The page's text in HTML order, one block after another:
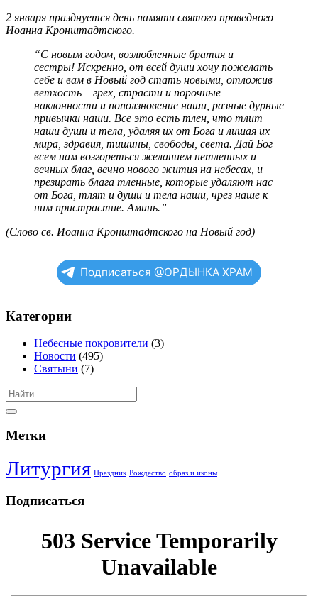
2 января празднуется день памяти святого праведного
Иоанна Кронштадтского.
“С новым годом, возлюбленные братия и
сестры! Искренно, от всей души хочу пожелать
себе и вам в Новый год стать новыми, отложив
ветхость – грех, страсти и порочные
наклонности и поползновение наши, разные дурные
привычки наши. Все это есть тлен, что тлит
наши души и тела, удаляя их от Бога и лишая их
мира, здравия, тишины, свободы, света. Дай Бог
всем нам возгореться желанием нетленных и
вечных благ, вечно нового жития на небесах, и
презирать блага тленные, которые удаляют нас
от Бога, тлят и души и тела наши, чрез наше к
ним пристрастие. Аминь.”
(Слово св. Иоанна Кронштадтского на Новый год)
Подписаться @ОРДЫНКА ХРАМ
Категории
Небесные покровители (3)
Новости (495)
Святыни (7)
Метки
Литургия Праздник Рождество образ и иконы
Подписаться